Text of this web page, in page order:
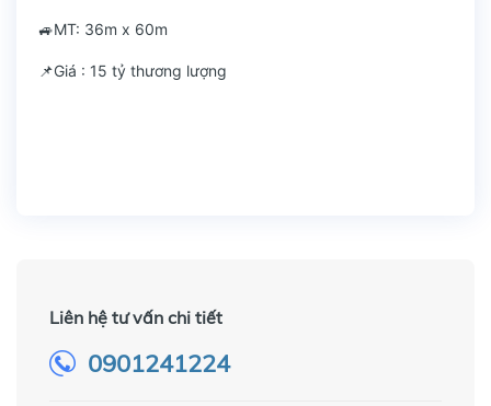
🚙MT: 36m x 60m
📌Giá : 15 tỷ thương lượng
Liên hệ tư vấn chi tiết
0901241224